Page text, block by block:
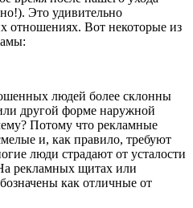
Это удивительно
отношениях. Вот некоторые из
людей более склонны
другой форме наружной
Потому что рекламные
и, как правило, требуют
люди страдают от усталости
рекламных щитах или
как отличные от